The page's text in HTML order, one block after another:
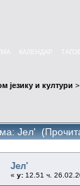
КАЛЕНДАР
језику и култури >
Јел'
Јел'
« у: 12.51 ч.